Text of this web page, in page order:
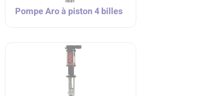
Pompe Aro à piston 4 billes